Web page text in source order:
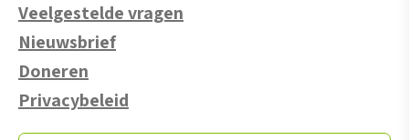
Veelgestelde vragen
Nieuwsbrief
Doneren
Privacybeleid